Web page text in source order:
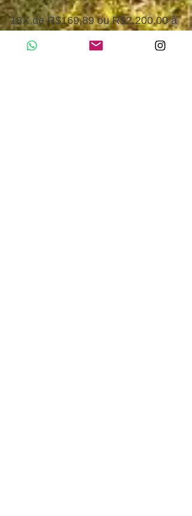
18X de R$169,89 ou R$2.200,00 à
vista.